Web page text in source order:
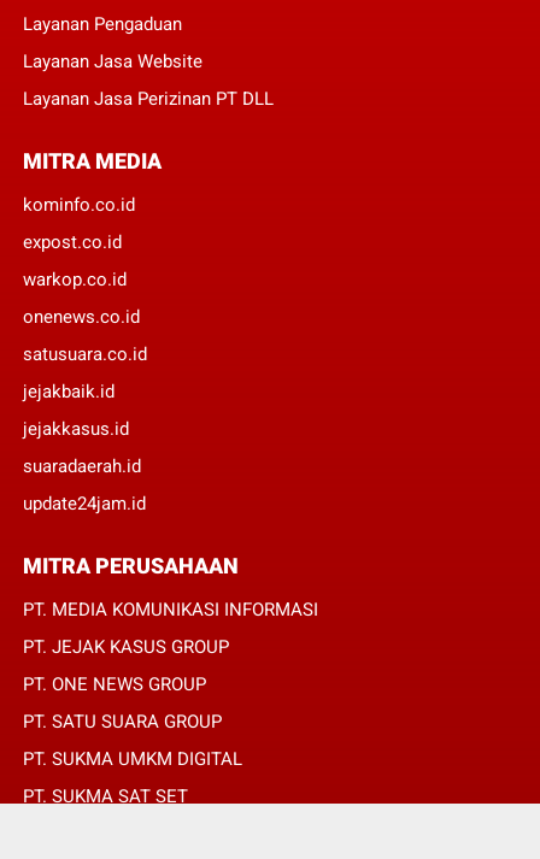
Layanan Pengaduan
Layanan Jasa Website
Layanan Jasa Perizinan PT DLL
MITRA MEDIA
kominfo.co.id
expost.co.id
warkop.co.id
onenews.co.id
satusuara.co.id
jejakbaik.id
jejakkasus.id
suaradaerah.id
update24jam.id
MITRA PERUSAHAAN
PT. MEDIA KOMUNIKASI INFORMASI
PT. JEJAK KASUS GROUP
PT. ONE NEWS GROUP
PT. SATU SUARA GROUP
PT. SUKMA UMKM DIGITAL
PT. SUKMA SAT SET